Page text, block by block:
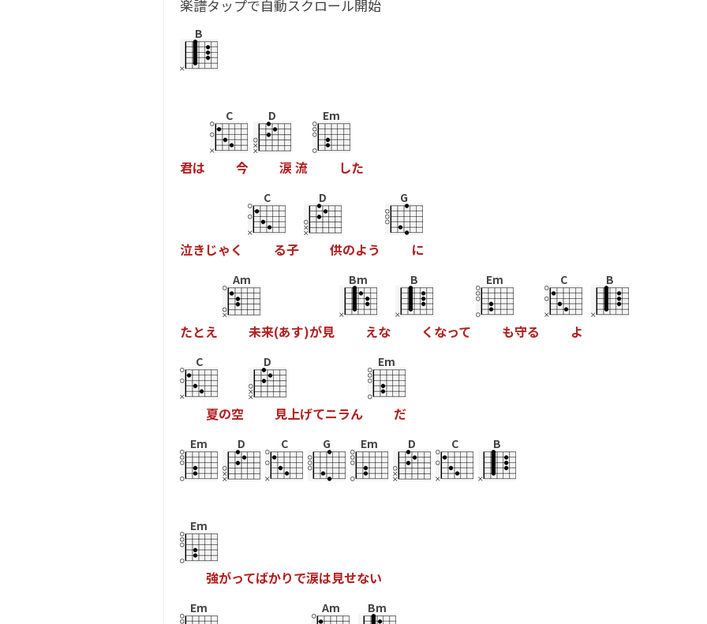
楽譜タップで自動スクロール開始
B
君は
C
今
D
涙 流
Em
した
泣き じゃ く
C
る子
D
供のよう
G
に
たとえ
Am
未来(あす)が見
Bm
えな
B
く なって
Em
も守る
C
よ
B
C
夏の空
D
見上げてニラん
Em
だ
Em D C G Em D C B
Em
強がってばかりで涙は見せない
Em Am Bm